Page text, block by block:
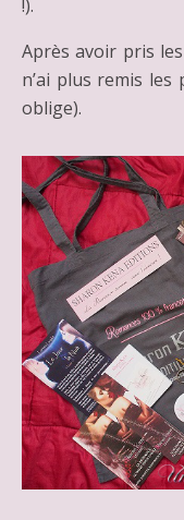
!).
Après avoir pris
n’ai plus remis
oblige).